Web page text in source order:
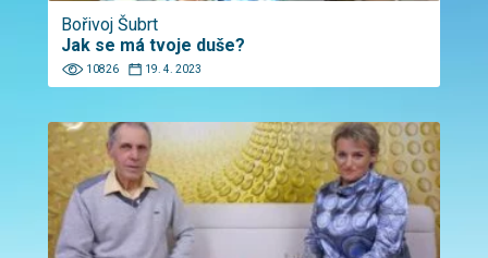
Bořivoj Šubrt
Jak se má tvoje duše?
10826 19. 4. 2023